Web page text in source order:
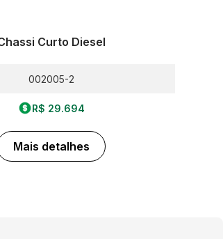
Curto Diesel
002005-2
R$ 29.694
Mais detalhes